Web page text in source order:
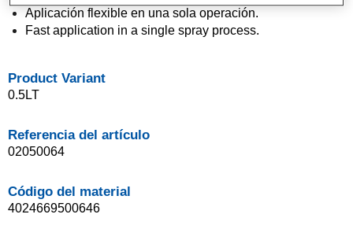
Aplicación flexible en una sola operación.
Fast application in a single spray process.
Product Variant
0.5LT
Referencia del artículo
02050064
Código del material
4024669500646